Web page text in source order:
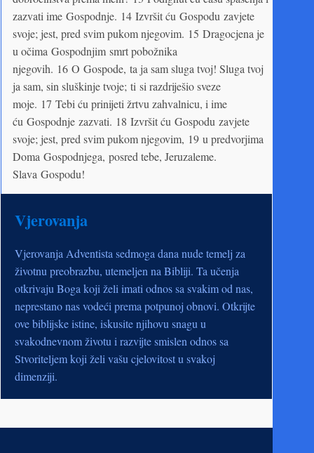
zazvati ime Gospodnje. 14 Izvršit ću Gospodu zavjete
svoje; jest, pred svim pukom njegovim. 15 Dragocjena je
u očima Gospodnjim smrt pobožnika
njegovih. 16 O Gospode, ta ja sam sluga tvoj! Sluga tvoj
ja sam, sin sluškinje tvoje; ti si razdriješio sveze
moje. 17 Tebi ću prinijeti žrtvu zahvalnicu, i ime
ću Gospodnje zazvati. 18 Izvršit ću Gospodu zavjete
svoje; jest, pred svim pukom njegovim, 19 u predvorjima
Doma Gospodnjega, posred tebe, Jeruzaleme.
Slava Gospodu!
Vjerovanja
Vjerovanja Adventista sedmoga dana nude temelj za
životnu preobrazbu, utemeljen na Bibliji. Ta učenja
otkrivaju Boga koji želi imati odnos sa svakim od nas,
neprestano nas vodeći prema potpunoj obnovi. Otkrijte
ove biblijske istine, iskusite njihovu snagu u
svakodnevnom životu i razvijte smislen odnos sa
Stvoriteljem koji želi vašu cjelovitost u svakoj
dimenziji.